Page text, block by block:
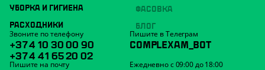
УБОРКА И ГИГИЕНА
РАСХОДНИКИ
ФАСОВКА
БЛОГ
Звоните по телефону
+374 10 30 00 90
+374 41 65 20 02
Пишите в Телеграм
COMPLEXAM_BOT
Пишите на почту Ежедневно с 09:00 до 18:00